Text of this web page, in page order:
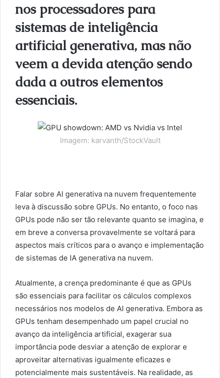
nos processadores para
sistemas de inteligência
artificial generativa, mas não
veem a devida atenção sendo
dada a outros elementos
essenciais.
Imagem: karvanth/StockVault
Falar sobre AI generativa na nuvem frequentemente
leva à discussão sobre GPUs. No entanto, o foco nas
GPUs pode não ser tão relevante quanto se imagina, e
em breve a conversa provavelmente se voltará para
aspectos mais críticos para o avanço e implementação
de sistemas de IA generativa na nuvem.
Atualmente, a crença predominante é que as GPUs
são essenciais para facilitar os cálculos complexos
necessários nos modelos de AI generativa. Embora as
GPUs tenham desempenhado um papel crucial no
avanço da inteligência artificial, exagerar sua
importância pode desviar a atenção de explorar e
aproveitar alternativas igualmente eficazes e
potencialmente mais sustentáveis. Na realidade, as